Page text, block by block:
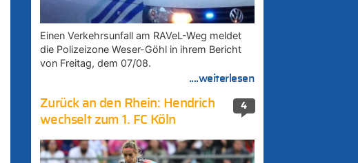
Einen Verkehrsunfall am RAVeL-Weg meldet
die Polizeizone Weser-Göhl in ihrem Bericht
von Freitag, dem 07/08.
....weiterlesen
4
Zurück an den Rhein: Hendrich
wechselt zum 1. FC Köln